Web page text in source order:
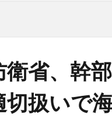
衛省、幹
切扱いで